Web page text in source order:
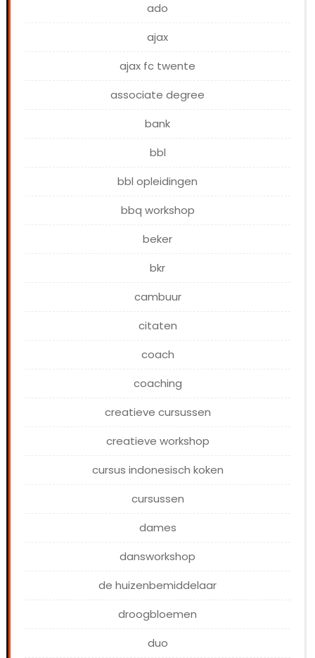
ado
ajax
ajax fc twente
associate degree
bank
bbl
bbl opleidingen
bbq workshop
beker
bkr
cambuur
citaten
coach
coaching
creatieve cursussen
creatieve workshop
cursus indonesisch koken
cursussen
dames
dansworkshop
de huizenbemiddelaar
droogbloemen
duo